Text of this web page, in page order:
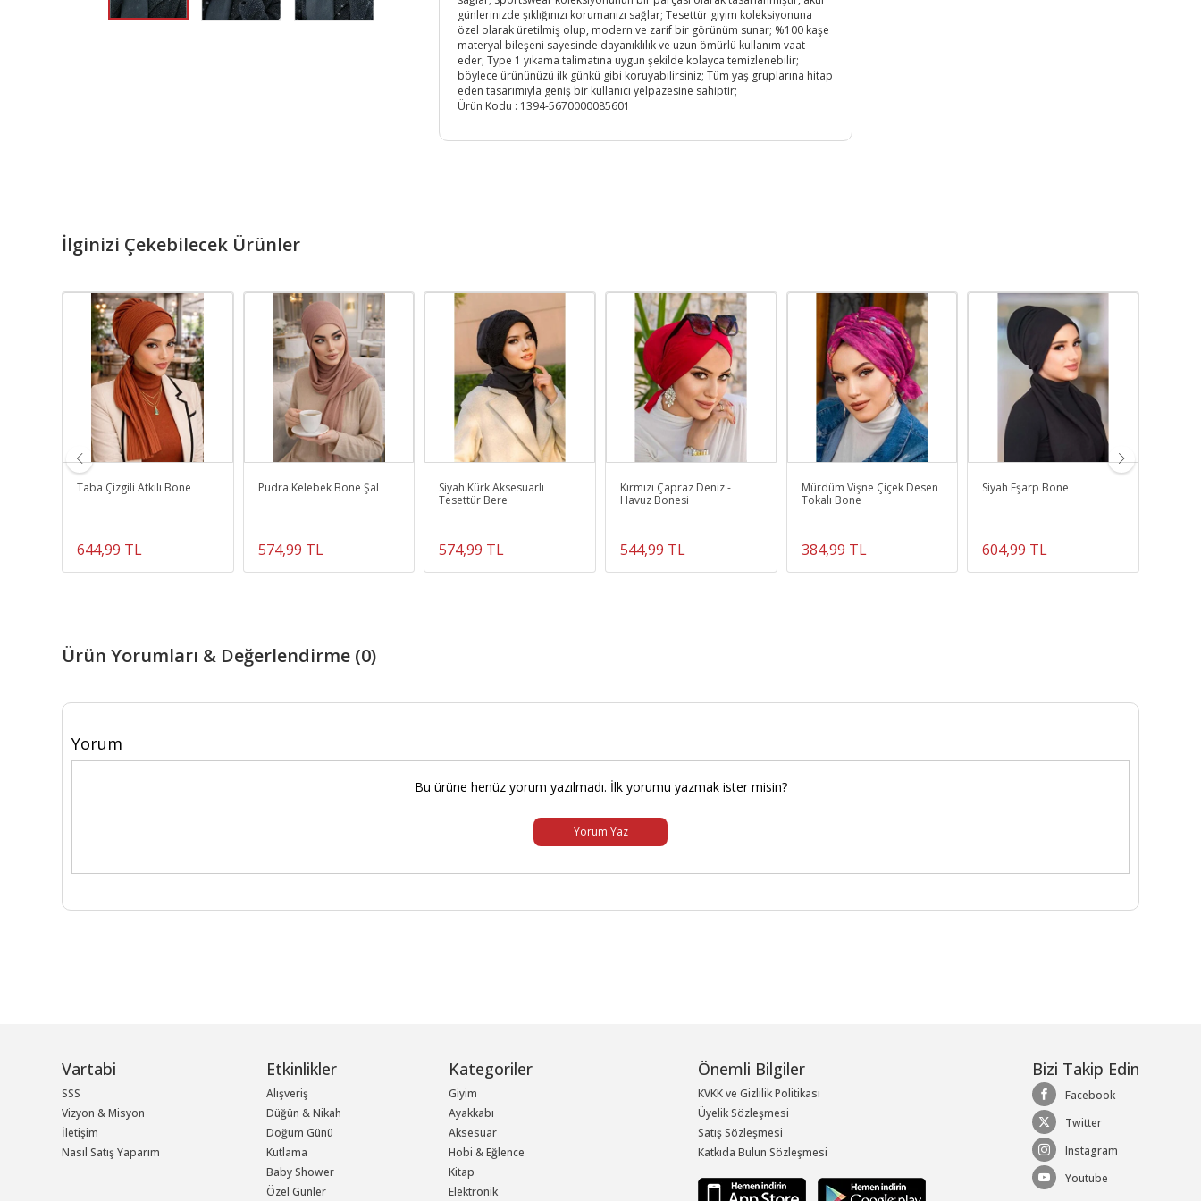
günlerinizde şıklığınızı korumanızı sağlar; Tesettür giyim koleksiyonuna
özel olarak üretilmiş olup, modern ve zarif bir görünüm sunar; %100 kaşe
materyal bileşeni sayesinde dayanıklılık ve uzun ömürlü kullanım vaat
eder; Type 1 yıkama talimatına uygun şekilde kolayca temizlenebilir;
böylece ürününüzü ilk günkü gibi koruyabilirsiniz; Tüm yaş gruplarına hitap
eden tasarımıyla geniş bir kullanıcı yelpazesine sahiptir;
Ürün Kodu : 1394-5670000085601
İlginizi Çekebilecek Ürünler
Taba Çizgili Atkılı Bone
644,99 TL
Pudra Kelebek Bone Şal
574,99 TL
Siyah Kürk Aksesuarlı
Tesettür Bere
574,99 TL
Kırmızı Çapraz Deniz -
Havuz Bonesi
544,99 TL
Mürdüm Vişne Çiçek Desen
Tokalı Bone
384,99 TL
Siyah Eşarp Bone
604,99 TL
Ürün Yorumları & Değerlendirme (0)
Yorum
Bu ürüne henüz yorum yazılmadı. İlk yorumu yazmak ister misin?
Yorum Yaz
Vartabi
SSS
Vizyon & Misyon
İletişim
Nasıl Satış Yaparım
Etkinlikler
Alışveriş
Düğün & Nikah
Doğum Günü
Kutlama
Baby Shower
Özel Günler
Kategoriler
Giyim
Ayakkabı
Aksesuar
Hobi & Eğlence
Kitap
Elektronik
Önemli Bilgiler
KVKK ve Gizlilik Politikası
Üyelik Sözleşmesi
Satış Sözleşmesi
Katkıda Bulun Sözleşmesi
Bizi Takip Edin
Facebook
Twitter
Instagram
Youtube